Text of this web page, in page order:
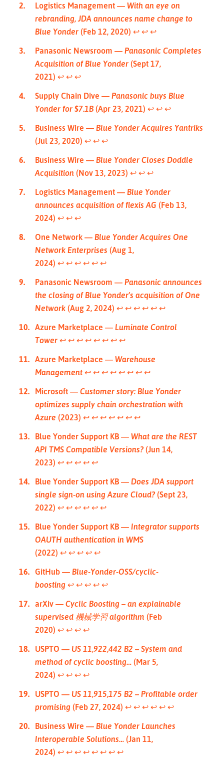
Logistics Management — With an eye on
rebranding, JDA announces name change to
Blue Yonder (Feb 12, 2020) ↩︎ ↩︎ ↩︎
Panasonic Newsroom — Panasonic Completes
Acquisition of Blue Yonder (Sept 17,
2021) ↩︎ ↩︎ ↩︎
Supply Chain Dive — Panasonic buys Blue
Yonder for $7.1B (Apr 23, 2021) ↩︎ ↩︎ ↩︎
Business Wire — Blue Yonder Acquires Yantriks
(Jul 23, 2020) ↩︎ ↩︎ ↩︎
Business Wire — Blue Yonder Closes Doddle
Acquisition (Nov 13, 2023) ↩︎ ↩︎ ↩︎
Logistics Management — Blue Yonder
announces acquisition of flexis AG (Feb 13,
2024) ↩︎ ↩︎ ↩︎
One Network — Blue Yonder Acquires One
Network Enterprises (Aug 1,
2024) ↩︎ ↩︎ ↩︎ ↩︎ ↩︎ ↩︎
Panasonic Newsroom — Panasonic announces
the closing of Blue Yonder’s acquisition of One
Network (Aug 2, 2024) ↩︎ ↩︎ ↩︎ ↩︎ ↩︎ ↩︎
Azure Marketplace — Luminate Control
Tower ↩︎ ↩︎ ↩︎ ↩︎ ↩︎ ↩︎ ↩︎ ↩︎
Azure Marketplace — Warehouse
Management ↩︎ ↩︎ ↩︎ ↩︎ ↩︎ ↩︎ ↩︎ ↩︎
Microsoft — Customer story: Blue Yonder
optimizes supply chain orchestration with
Azure (2023) ↩︎ ↩︎ ↩︎ ↩︎ ↩︎ ↩︎ ↩︎
Blue Yonder Support KB — What are the REST
API TMS Compatible Versions?(Jun 14,
2023) ↩︎ ↩︎ ↩︎ ↩︎ ↩︎
Blue Yonder Support KB — Does JDA support
single sign-on using Azure Cloud?(Sept 23,
2022) ↩︎ ↩︎ ↩︎ ↩︎ ↩︎ ↩︎
Blue Yonder Support KB — Integrator supports
OAUTH authentication in WMS
(2022) ↩︎ ↩︎ ↩︎ ↩︎ ↩︎
GitHub — Blue-Yonder-OSS/cyclic-
boosting ↩︎ ↩︎ ↩︎ ↩︎ ↩︎
arXiv — Cyclic Boosting – an explainable
supervised 機械学習 algorithm (Feb
2020) ↩︎ ↩︎ ↩︎ ↩︎
USPTO — US 11,922,442 B2 – System and
method of cyclic boosting… (Mar 5,
2024) ↩︎ ↩︎ ↩︎ ↩︎
USPTO — US 11,915,175 B2 – Profitable order
promising (Feb 27, 2024) ↩︎ ↩︎ ↩︎ ↩︎ ↩︎ ↩︎
Business Wire — Blue Yonder Launches
Interoperable Solutions… (Jan 11,
2024) ↩︎ ↩︎ ↩︎ ↩︎ ↩︎ ↩︎ ↩︎ ↩︎